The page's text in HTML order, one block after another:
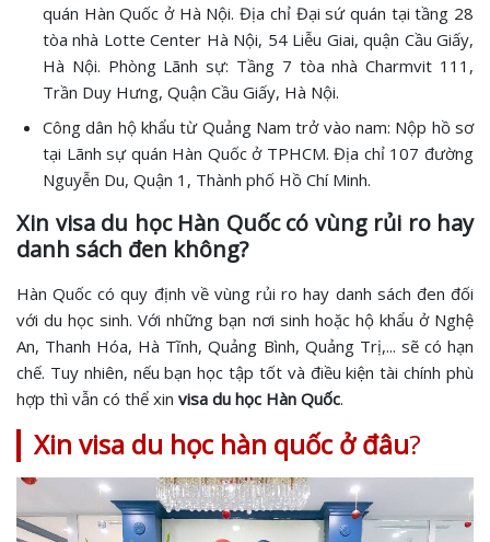
quán Hàn Quốc ở Hà Nội. Địa chỉ Đại sứ quán tại tầng 28
tòa nhà Lotte Center Hà Nội, 54 Liễu Giai, quận Cầu Giấy,
Hà Nội. Phòng Lãnh sự: Tầng 7 tòa nhà Charmvit 111,
Trần Duy Hưng, Quận Cầu Giấy, Hà Nội.
Công dân hộ khẩu từ Quảng Nam trở vào nam: Nộp hồ sơ
tại Lãnh sự quán Hàn Quốc ở TPHCM. Địa chỉ 107 đường
Nguyễn Du, Quận 1, Thành phố Hồ Chí Minh.
Xin visa du học Hàn Quốc có vùng rủi ro hay
danh sách đen không?
Hàn Quốc có quy định về vùng rủi ro hay danh sách đen đối
với du học sinh. Với những bạn nơi sinh hoặc hộ khẩu ở Nghệ
An, Thanh Hóa, Hà Tĩnh, Quảng Bình, Quảng Trị,... sẽ có hạn
chế. Tuy nhiên, nếu bạn học tập tốt và điều kiện tài chính phù
hợp thì vẫn có thể xin visa du học Hàn Quốc.
Xin visa du học hàn quốc ở đâu?